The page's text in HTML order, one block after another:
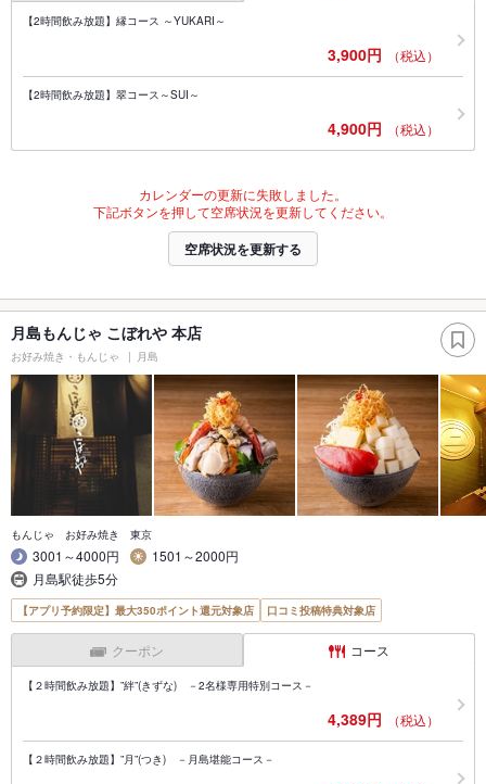
【2時間飲み放題】縁コース ～YUKARI～
3,900円 （税込）
【2時間飲み放題】翠コース～SUI～
4,900円 （税込）
カレンダーの更新に失敗しました。
下記ボタンを押して空席状況を更新してください。
空席状況を更新する
月島もんじゃ こぼれや 本店
お好み焼き・もんじゃ 月島
もんじゃ お好み焼き 東京
3001～4000円
1501～2000円
月島駅徒歩5分
【アプリ予約限定】最大350ポイント還元対象店 口コミ投稿特典対象店
クーポン コース
【２時間飲み放題】”絆”(きずな) －2名様専用特別コース－
4,389円 （税込）
【２時間飲み放題】”月”(つき) －月島堪能コース－